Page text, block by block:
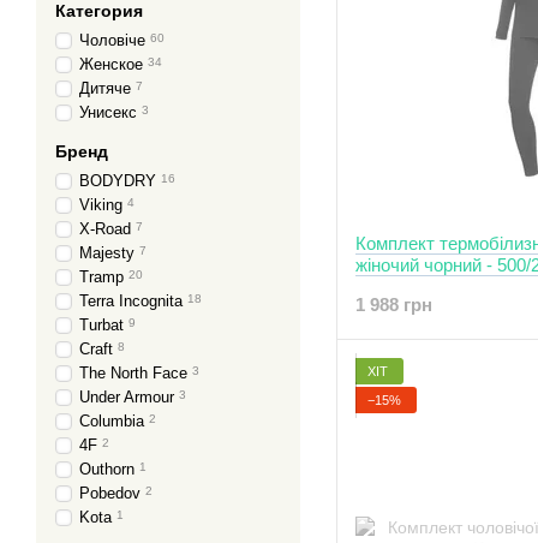
Комплект
жіночий чорний - 500/
1 988 грн
ХІТ
−15%
Категория
Чоловіче 60
Женское 34
Дитяче 7
Унисекс 3
Бренд
BODYDRY 16
Viking 4
X-Road 7
Majesty 7
Tramp 20
Terra Incognita 18
Turbat 9
Craft 8
The North Face 3
Under Armour 3
Columbia 2
4F 2
Outhorn 1
Pobedov 2
Kota 1